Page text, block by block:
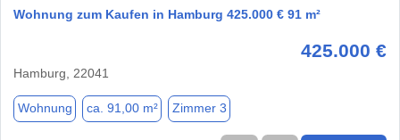
Wohnung zum Kaufen in Hamburg 425.000 € 91 m²
425.000 €
Hamburg, 22041
Wohnung ca. 91,00 m² Zimmer 3